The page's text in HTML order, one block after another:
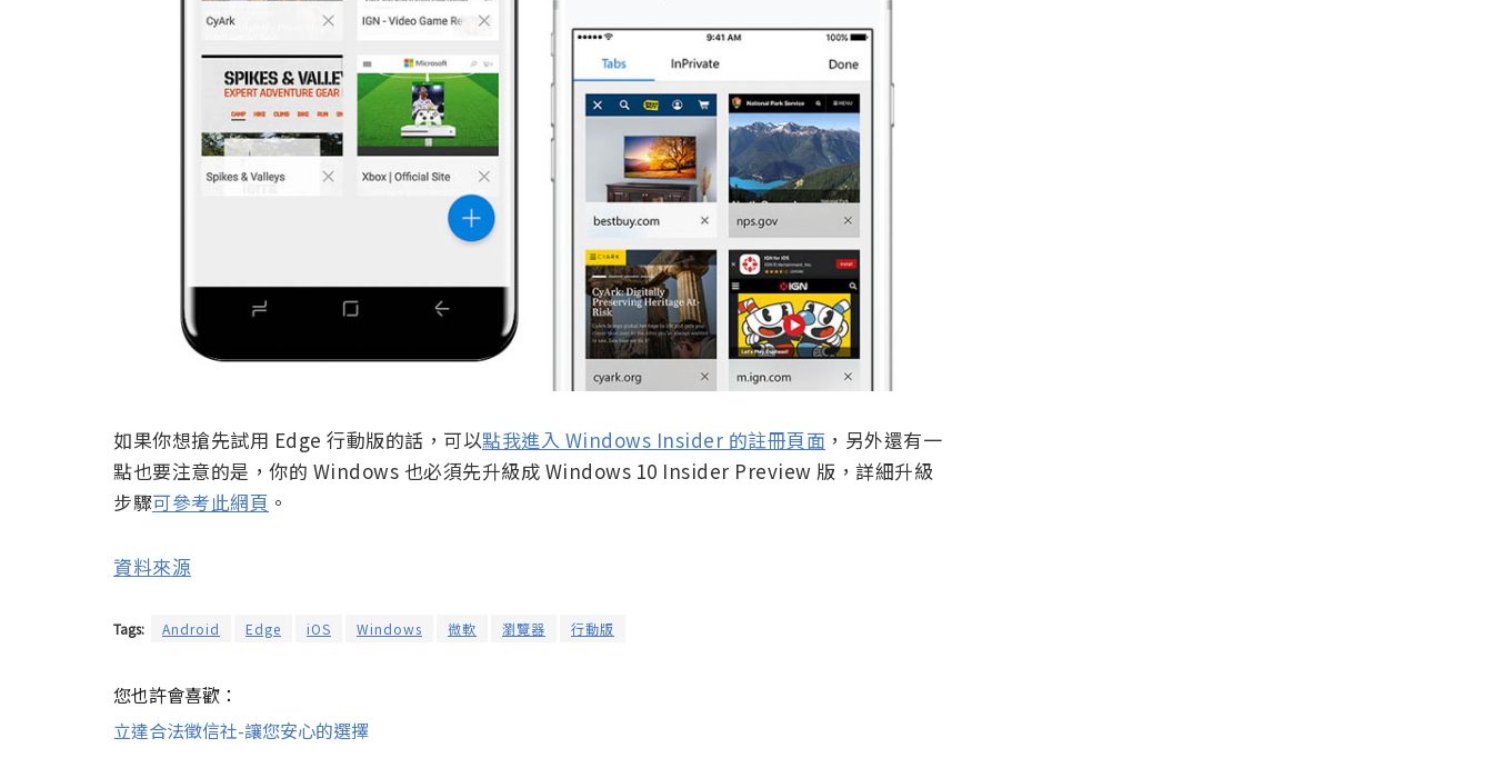
如果你想搶先試用 Edge 行動版的話，可以點我進入 Windows Insider 的註冊頁面 ，另外還有一
點也要注意的是，你的 Windows 也必須先升級成 Windows 10 Insider Preview 版，詳細升級
步驟可參考此網頁 。
資料來源
Tags: Android Edge iOS Windows 微軟 瀏覽器 行動版
您也許會喜歡：
立達合法徵信社-讓您安心的選擇